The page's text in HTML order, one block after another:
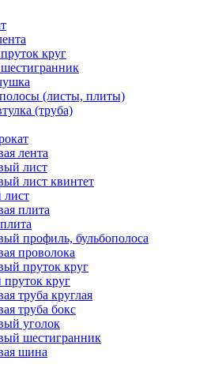
круг
(листы, плиты)
(труба)
лента
лист
лист квинтет
плита
профиль, бульбополоса
проволока
пруток круг
круг
труба круглая
труба бокс
уголок
шестигранник
шина